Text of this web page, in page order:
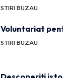
STIRI BUZAU
Voluntariat
STIRI BUZAU